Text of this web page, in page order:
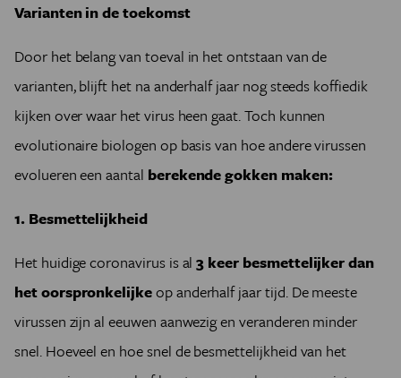
Varianten in de toekomst
Door het belang van toeval in het ontstaan van de
varianten, blijft het na anderhalf jaar nog steeds koffiedik
kijken over waar het virus heen gaat. Toch kunnen
evolutionaire biologen op basis van hoe andere virussen
evolueren een aantal berekende gokken maken:
1. Besmettelijkheid
Het huidige coronavirus is al3 keer besmettelijker dan
het oorspronkelijkeop anderhalf jaar tijd. De meeste
virussen zijn al eeuwen aanwezig en veranderen minder
snel. Hoeveel en hoe snel de besmettelijkheid van het